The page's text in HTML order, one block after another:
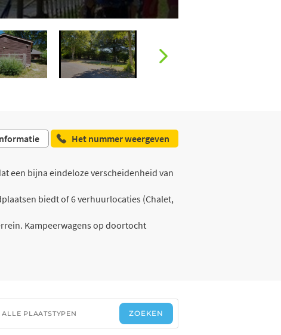
Het nummer weergeven
een bijna eindeloze verscheidenheid van
biedt of 6 verhuurlocaties (Chalet,
Kampeerwagens op doortocht